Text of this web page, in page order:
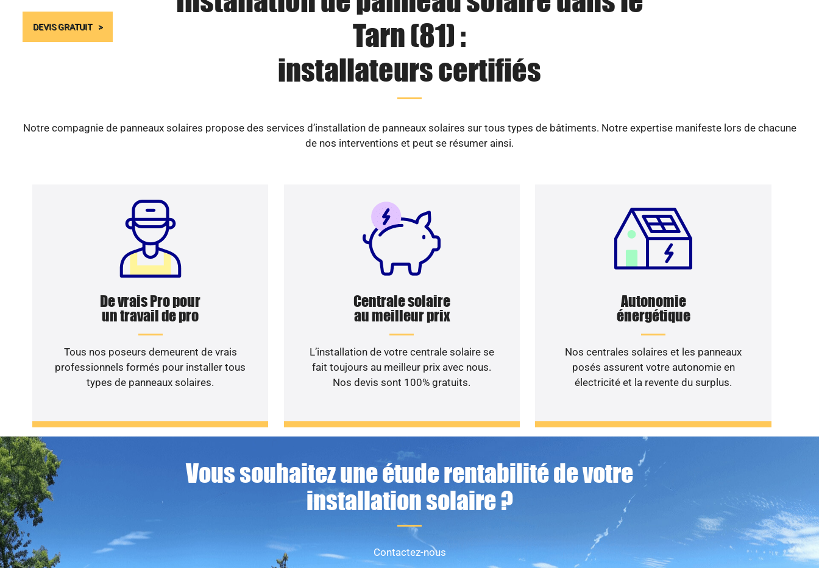
DEVIS GRATUIT
Tarn (81) :
installateurs certifiés
Notre compagnie de panneaux solaires propose des services d’installation de panneaux solaires sur tous types de bâtiments. Notre expertise manifeste lors de chacune
de nos interventions et peut se résumer ainsi.
De vrais Pro pour
un travail de pro
Tous nos poseurs demeurent de vrais
professionnels formés pour installer tous
types de panneaux solaires.
Centrale solaire
au meilleur prix
L’installation de votre centrale solaire se
fait toujours au meilleur prix avec nous.
Nos devis sont 100% gratuits.
Autonomie
énergétique
Nos centrales solaires et les panneaux
posés assurent votre autonomie en
électricité et la revente du surplus.
Vous souhaitez une étude rentabilité de votre
installation solaire ?
Contactez-nous